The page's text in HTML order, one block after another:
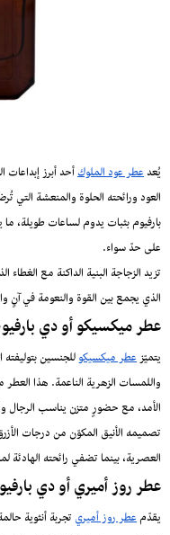
يُعدعطر عود الملوكأحد أبرز
العود ورائحته الحلوة والمنعشة التي
بارفيوم بثبات يدوم لساعات طويلة، ما
على حدّ سواء.
تزيد الزجاجة البنية الداكنة مع
الذي يجمع بين القوة والنعومة في آنٍ
عطر ميكسيكو أو دي
يتميّزعطر ميكسيكوللجنسين بتوليفته
واللمسات الزهرية الناعمة. هذا
الأمد، مع حضورٍ متزن يناسب الرجال
تصميمه الأنيق المكوّن من درجات
العصرية، بينما تضفي رائحته الهادئة
عطر روز أميري أو دي
يقدّمعطر روز أميريتجربة أنثوية